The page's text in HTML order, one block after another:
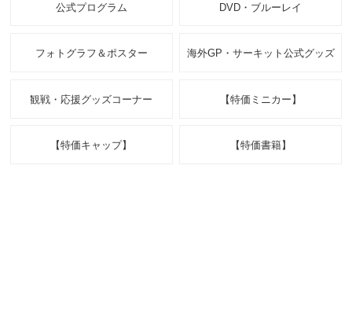
公式プログラム DVD・ブルーレイ
フォトグラフ＆ポスター 海外GP・サーキット公式グッズ
観戦・応援グッズコーナー 【特価ミニカー】
【特価キャップ】 【特価書籍】